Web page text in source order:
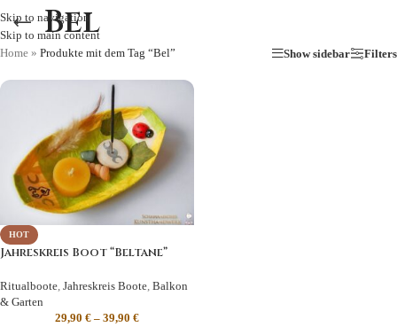
Skip to navigation
Skip to main content
Bel
Home » Produkte mit dem Tag “Bel” Show sidebar Filters
HOT
Jahreskreis Boot “Beltane”
Ritualboote, Jahreskreis Boote, Balkon
& Garten
29,90 € – 39,90 €